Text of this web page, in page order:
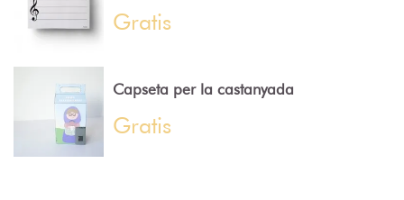
Gratis
Capseta per la castanyada
Gratis